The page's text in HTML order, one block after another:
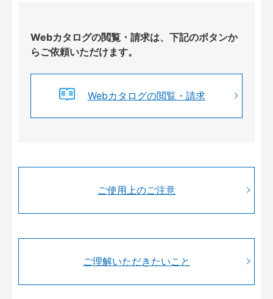
Webカタログの閲覧・請求は、下記のボタンか
らご依頼いただけます。
Webカタログの閲覧・請求
ご使用上のご注意
ご理解いただきたいこと